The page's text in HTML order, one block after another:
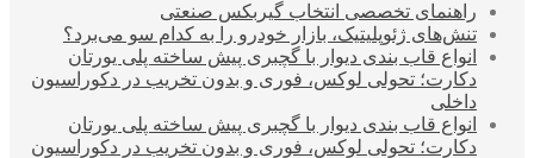
راهنمای تخصصی انتخاب گیربکس صنعتی
تنش‌های ژئوپلیتیک، بازار خودرو را به کدام سو می‌برد؟
انواع قاب بندی دیوار با گچبری پیش ساخته پلی یورتان
دکارت؛ تحولی لوکس، فوری و بدون تخریب در دکوراسیون
داخلی
انواع قاب بندی دیوار با گچبری پیش ساخته پلی یورتان
دکارت؛ تحولی لوکس، فوری و بدون تخریب در دکوراسیون